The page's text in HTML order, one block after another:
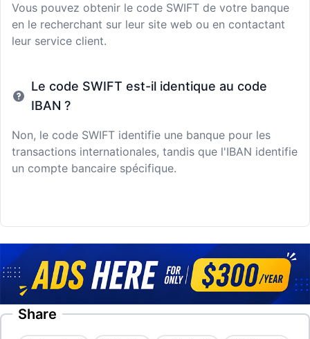
Vous pouvez obtenir le code SWIFT de votre banque
en le recherchant sur leur site web ou en contactant
leur service client.
Le code SWIFT est-il identique au code
IBAN ?
Non, le code SWIFT identifie une banque pour les
transactions internationales, tandis que l'IBAN identifie
un compte bancaire spécifique.
Share